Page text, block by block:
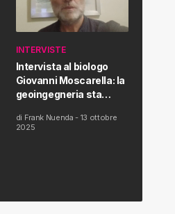
INTERVISTE
Intervista al biologo
Giovanni Moscarella: la
geoingegneria sta
salute dell’uomo
di Frank Nuenda - 13 ottobre
2025